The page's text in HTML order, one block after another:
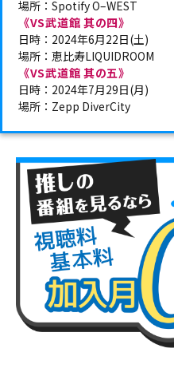
場所：Spotify O–WEST
《VS武道館 其の四》
日時：2024年6月22日(土)
場所：恵比寿LIQUIDROOM
《VS武道館 其の五》
日時：2024年7月29日(月)
場所：Zepp DiverCity